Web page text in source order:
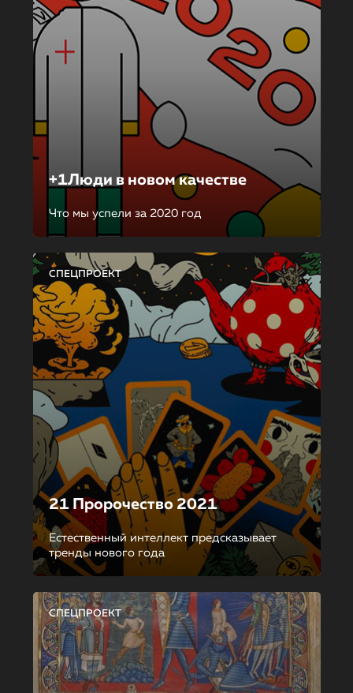
+1Люди в новом качестве
Что мы успели за 2020 год
СПЕЦПРОЕКТ
21 Пророчество 2021
Естественный интеллект предсказывает
тренды нового года
СПЕЦПРОЕКТ